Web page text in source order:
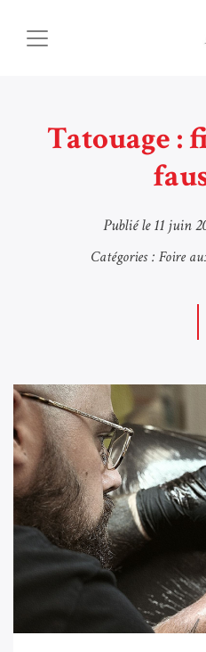
Tatouage :
Publié le11 juin
Catégories : Foire